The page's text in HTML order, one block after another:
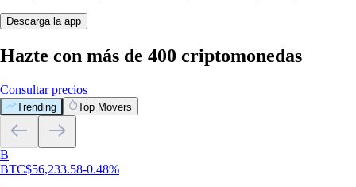
Descarga la app
Hazte con más de 400 criptomonedas
Consultar precios
Trending Top Movers
B
BTC$56,233.58-0.48%